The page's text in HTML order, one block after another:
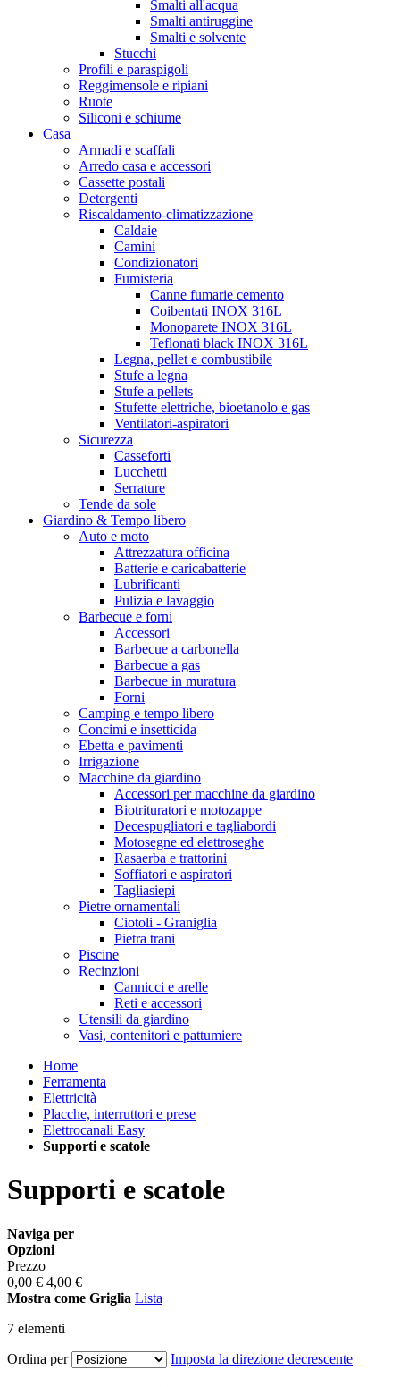
Smalti all'acqua
Smalti antiruggine
Smalti e solvente
Stucchi
Profili e paraspigoli
Reggimensole e ripiani
Ruote
Siliconi e schiume
Casa
Armadi e scaffali
Arredo casa e accessori
Cassette postali
Detergenti
Riscaldamento-climatizzazione
Caldaie
Camini
Condizionatori
Fumisteria
Canne fumarie cemento
Coibentati INOX 316L
Monoparete INOX 316L
Teflonati black INOX 316L
Legna, pellet e combustibile
Stufe a legna
Stufe a pellets
Stufette elettriche, bioetanolo e gas
Ventilatori-aspiratori
Sicurezza
Casseforti
Lucchetti
Serrature
Tende da sole
Giardino & Tempo libero
Auto e moto
Attrezzatura officina
Batterie e caricabatterie
Lubrificanti
Pulizia e lavaggio
Barbecue e forni
Accessori
Barbecue a carbonella
Barbecue a gas
Barbecue in muratura
Forni
Camping e tempo libero
Concimi e insetticida
Ebetta e pavimenti
Irrigazione
Macchine da giardino
Accessori per macchine da giardino
Biotrituratori e motozappe
Decespugliatori e tagliabordi
Motosegne ed elettroseghe
Rasaerba e trattorini
Soffiatori e aspiratori
Tagliasiepi
Pietre ornamentali
Ciotoli - Graniglia
Pietra trani
Piscine
Recinzioni
Cannicci e arelle
Reti e accessori
Utensili da giardino
Vasi, contenitori e pattumiere
Home
Ferramenta
Elettricità
Placche, interruttori e prese
Elettrocanali Easy
Supporti e scatole
Supporti e scatole
Naviga per
Opzioni
Prezzo
0,00 € 4,00 €
Mostra come Griglia Lista
7 elementi
Ordina per
Imposta la direzione decrescente